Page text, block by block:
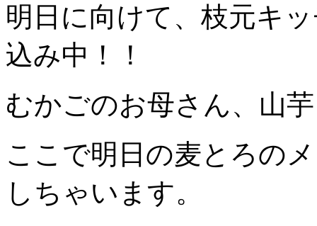
明日に向けて、枝元キ
込み中！！
むかごのお母さん、山
ここで明日の麦とろの
しちゃいます。